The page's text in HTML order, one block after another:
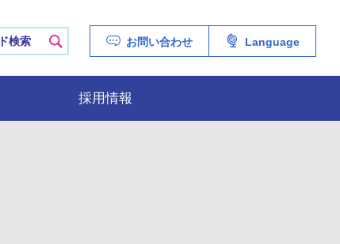
HOSPITAL
お問い合わせ Language
採用情報